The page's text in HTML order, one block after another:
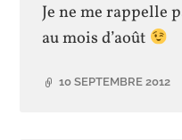
Je ne me rappelle
au mois d’août
10 SEPTEMBRE 2012